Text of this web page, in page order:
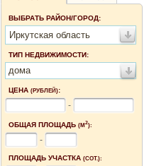
ВЫБРАТЬ РАЙОН/ГОРОД:
Иркутская область
ТИП НЕДВИЖИМОСТИ:
дома
ЦЕНА (РУБЛЕЙ):
-
ОБЩАЯ ПЛОЩАДЬ (М2):
-
ПЛОЩАДЬ УЧАСТКА (СОТ.):